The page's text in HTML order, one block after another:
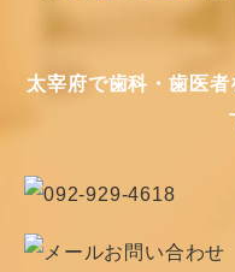
太宰府で歯科・歯医